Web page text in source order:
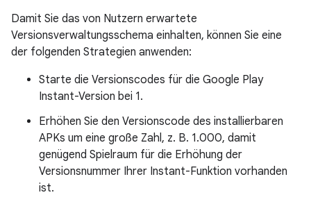
Damit Sie das von Nutzern erwartete
Versionsverwaltungsschema einhalten, können Sie eine
der folgenden Strategien anwenden:
Starte die Versionscodes für die Google Play
Instant-Version bei 1.
Erhöhen Sie den Versionscode des installierbaren
APKs um eine große Zahl, z. B. 1.000, damit
genügend Spielraum für die Erhöhung der
Versionsnummer Ihrer Instant-Funktion vorhanden
ist.